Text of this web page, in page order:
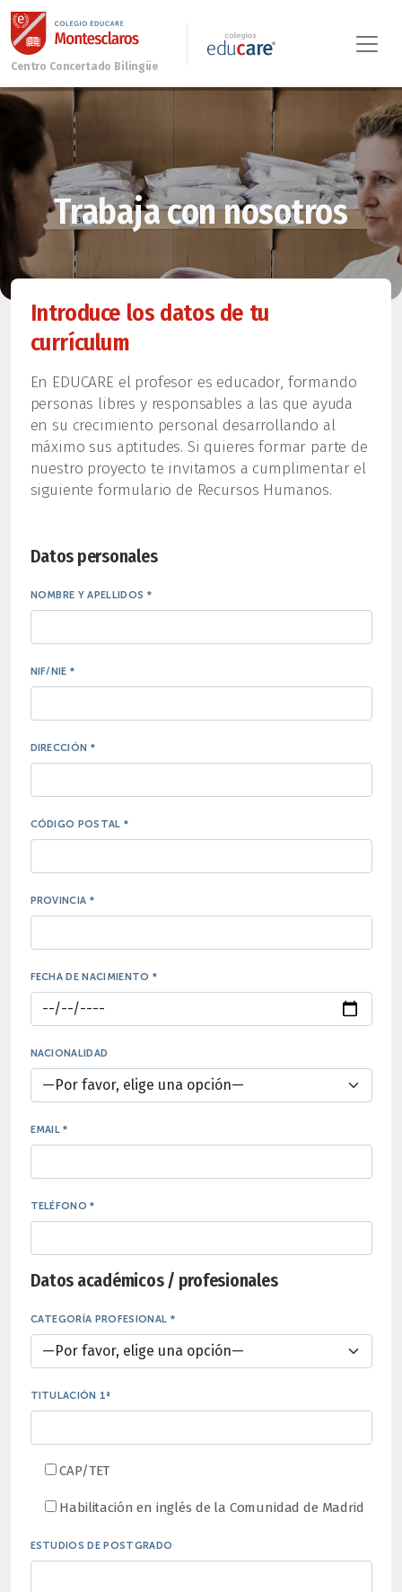
Trabaja con nosotros
Introduce los datos de tu
currículum
En EDUCARE el profesor es educador, formando
personas libres y responsables a las que ayuda
en su crecimiento personal desarrollando al
máximo sus aptitudes. Si quieres formar parte de
nuestro proyecto te invitamos a cumplimentar el
siguiente formulario de Recursos Humanos.
Datos personales
NOMBRE Y APELLIDOS *
NIF/NIE *
DIRECCIÓN *
CÓDIGO POSTAL *
PROVINCIA *
FECHA DE NACIMIENTO *
NACIONALIDAD
EMAIL *
TELÉFONO *
Datos académicos / profesionales
CATEGORÍA PROFESIONAL *
TITULACIÓN 1ª
CAP/TET
Habilitación en inglés de la Comunidad de Madrid
ESTUDIOS DE POSTGRADO